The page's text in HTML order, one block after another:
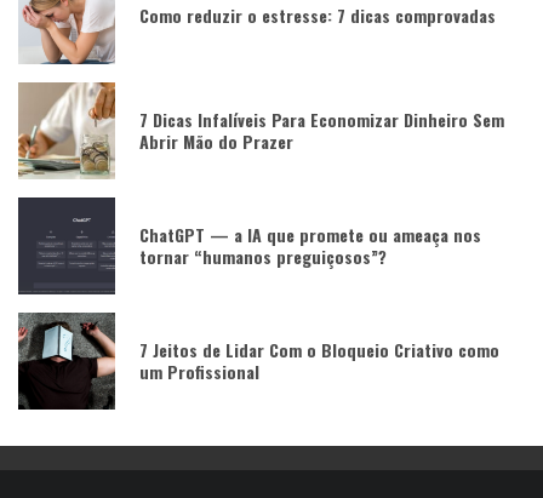
Como reduzir o estresse: 7 dicas comprovadas
7 Dicas Infalíveis Para Economizar Dinheiro Sem
Abrir Mão do Prazer
ChatGPT — a IA que promete ou ameaça nos
tornar “humanos preguiçosos”?
7 Jeitos de Lidar Com o Bloqueio Criativo como
um Profissional